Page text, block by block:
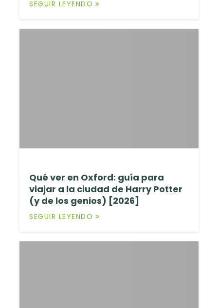
SEGUIR LEYENDO
Qué ver en Oxford: guía para
viajar a la ciudad de Harry Potter
(y de los genios) [2026]
SEGUIR LEYENDO